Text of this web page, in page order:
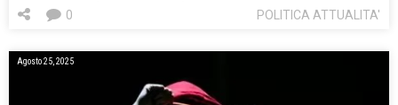
POLITICA ATTUALITA'
0
Agosto 25, 2025